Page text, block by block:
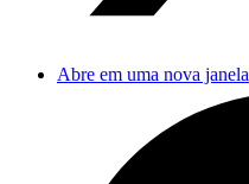
Abre em uma nova janela